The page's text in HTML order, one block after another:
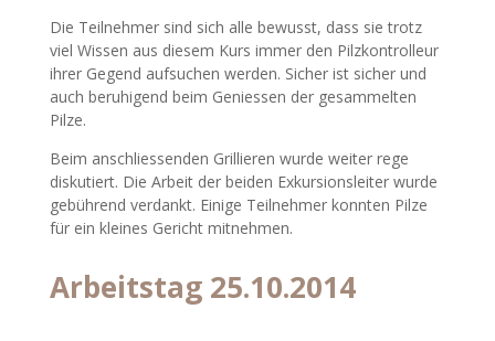
Die Teilnehmer sind sich alle bewusst, dass sie trotz
viel Wissen aus diesem Kurs immer den Pilzkontrolleur
ihrer Gegend aufsuchen werden. Sicher ist sicher und
auch beruhigend beim Geniessen der gesammelten
Pilze.
Beim anschliessenden Grillieren wurde weiter rege
diskutiert. Die Arbeit der beiden Exkursionsleiter wurde
gebührend verdankt. Einige Teilnehmer konnten Pilze
für ein kleines Gericht mitnehmen.
Arbeitstag 25.10.2014